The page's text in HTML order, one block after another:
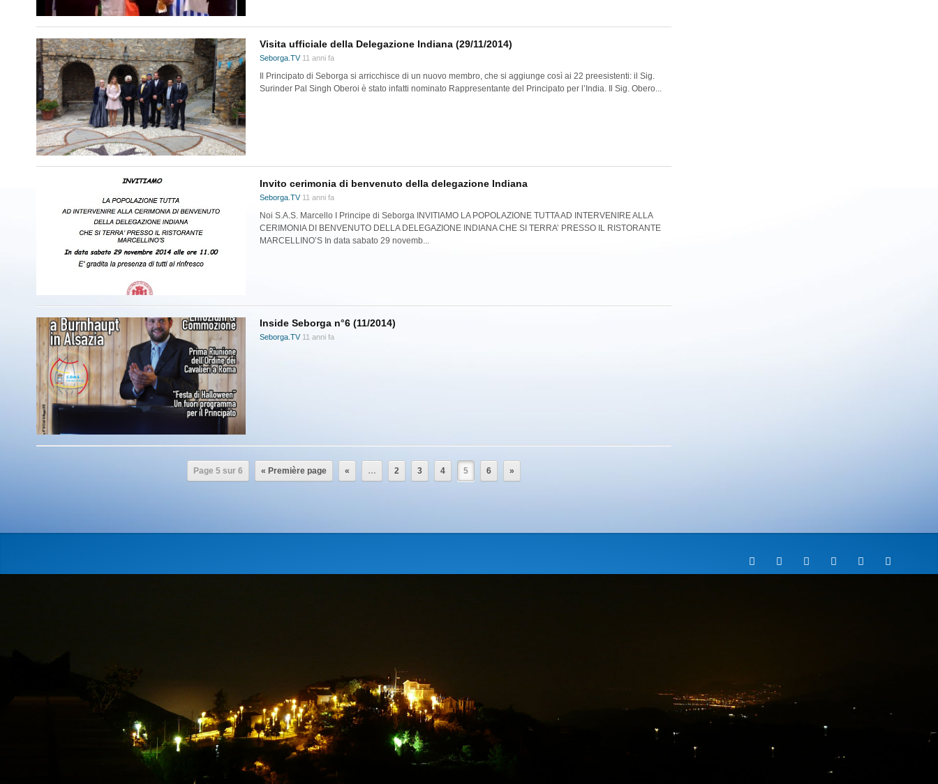
Visita ufficiale della Delegazione Indiana (29/11/2014)
Seborga.TV 11 anni fa
Il Principato di Seborga si arricchisce di un nuovo membro, che si aggiunge così ai 22 preesistenti: il Sig.
Surinder Pal Singh Oberoi è stato infatti nominato Rappresentante del Principato per l’India. Il Sig. Obero...
Invito cerimonia di benvenuto della delegazione Indiana
Seborga.TV 11 anni fa
Noi S.A.S. Marcello I Principe di Seborga INVITIAMO LA POPOLAZIONE TUTTA AD INTERVENIRE ALLA
CERIMONIA DI BENVENUTO DELLA DELEGAZIONE INDIANA CHE SI TERRA’ PRESSO IL RISTORANTE
MARCELLINO’S In data sabato 29 novemb...
Inside Seborga n°6 (11/2014)
Seborga.TV 11 anni fa
Page 5 sur 6 « Première page « … 2 3 4 5 6 »